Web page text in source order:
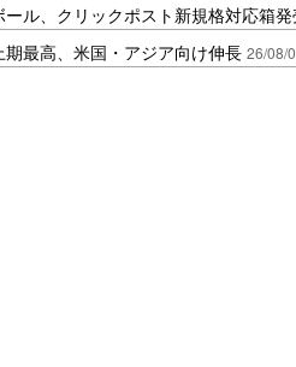
ール、クリックポスト新規格対応箱発
最高、米国・アジア向け伸長 26/08/